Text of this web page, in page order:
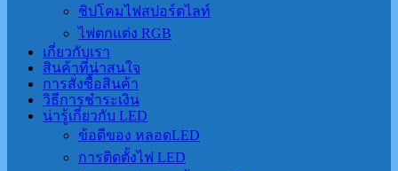
ชิปโคมไฟสปอร์ตไลท์
ไฟตกแต่ง RGB
เกี่ยวกับเรา
สินค้าที่น่าสนใจ
การสั่งซื้อสินค้า
วิธีการชำระเงิน
น่ารู้เกี่ยวกับ LED
ข้อดีของ หลอดLED
การติดตั้งไฟ LED